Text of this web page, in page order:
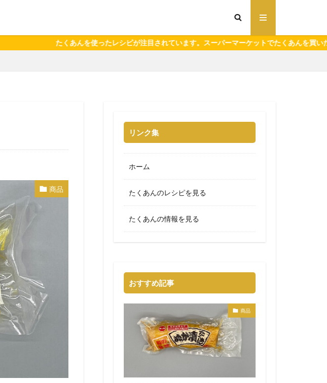
たくあんを使ったレシピが注目されています。スーパーマーケットでたくあんを買いたいけど食
商品
リンク集
ホーム
たくあんのレシピを見る
たくあんの情報を見る
おすすめ記事
商品